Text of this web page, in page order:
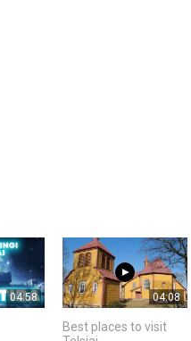
04:58 04:08
Best places to visit